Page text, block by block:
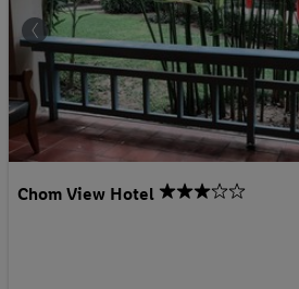
Chom View Hotel